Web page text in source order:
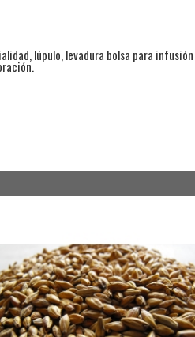
lúpulo, levadura bolsa para